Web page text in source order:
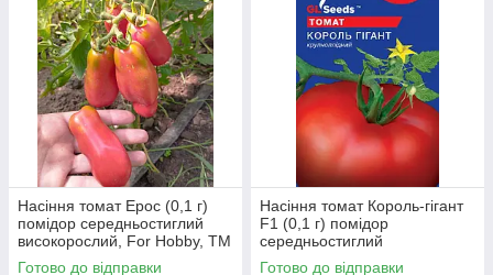
Насіння томат Ерос (0,1 г)
помідор середньостиглий
високорослий, For Hobby, TM
GL Seeds
Готово до відправки
Насіння томат Король-гiгант
F1 (0,1 г) помідор
середньостиглий
високорослий, For Hobby, TM
Готово до відправки